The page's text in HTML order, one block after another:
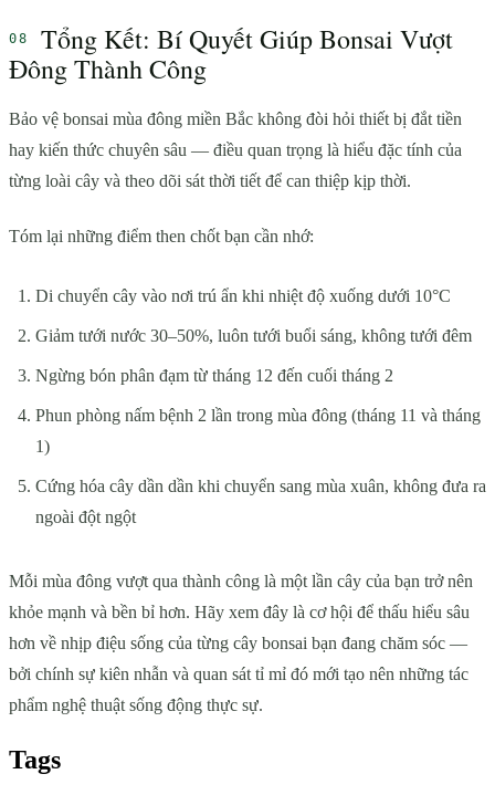
Tổng Kết: Bí Quyết Giúp Bonsai Vượt
Đông Thành Công
Bảo vệ bonsai mùa đông miền Bắc không đòi hỏi thiết bị đắt tiền
hay kiến thức chuyên sâu — điều quan trọng là hiểu đặc tính của
từng loài cây và theo dõi sát thời tiết để can thiệp kịp thời.
Tóm lại những điểm then chốt bạn cần nhớ:
Di chuyển cây vào nơi trú ẩn khi nhiệt độ xuống dưới 10°C
Giảm tưới nước 30–50%, luôn tưới buổi sáng, không tưới đêm
Ngừng bón phân đạm từ tháng 12 đến cuối tháng 2
Phun phòng nấm bệnh 2 lần trong mùa đông (tháng 11 và tháng
1)
Cứng hóa cây dần dần khi chuyển sang mùa xuân, không đưa ra
ngoài đột ngột
Mỗi mùa đông vượt qua thành công là một lần cây của bạn trở nên
khỏe mạnh và bền bỉ hơn. Hãy xem đây là cơ hội để thấu hiểu sâu
hơn về nhịp điệu sống của từng cây bonsai bạn đang chăm sóc —
bởi chính sự kiên nhẫn và quan sát tỉ mỉ đó mới tạo nên những tác
phẩm nghệ thuật sống động thực sự.
Tags